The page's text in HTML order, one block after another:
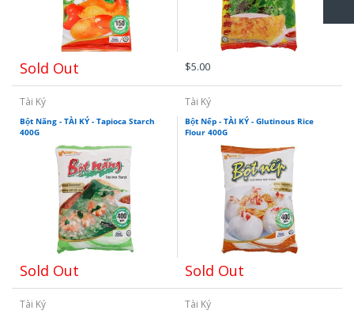
Sold Out $5.00
Tài Ký
Bột Năng - TÀI KÝ - Tapioca Starch
400G
Sold Out
Tài Ký
Bột Nếp - TÀI KÝ - Glutinous Rice
Flour 400G
Sold Out
Tài Ký Tài Ký